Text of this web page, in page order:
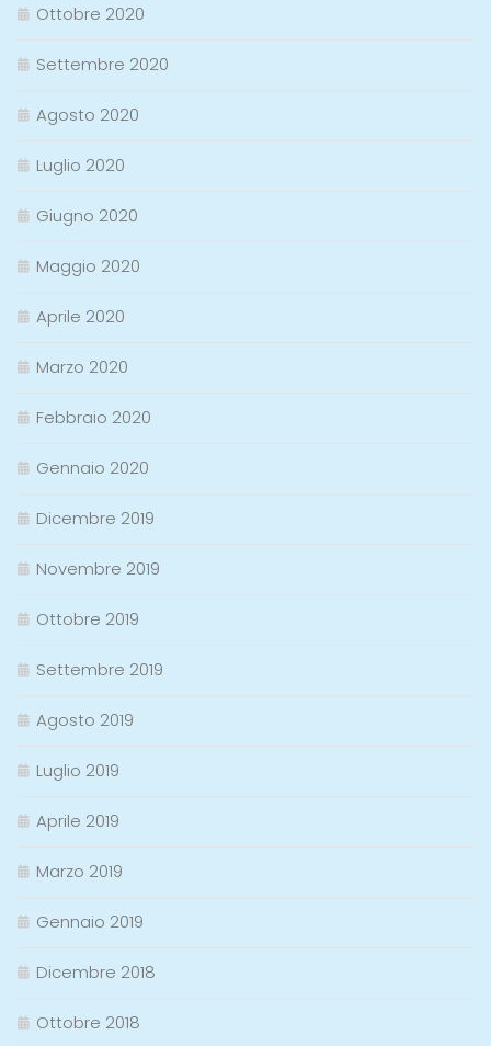
Ottobre 2020
Settembre 2020
Agosto 2020
Luglio 2020
Giugno 2020
Maggio 2020
Aprile 2020
Marzo 2020
Febbraio 2020
Gennaio 2020
Dicembre 2019
Novembre 2019
Ottobre 2019
Settembre 2019
Agosto 2019
Luglio 2019
Aprile 2019
Marzo 2019
Gennaio 2019
Dicembre 2018
Ottobre 2018